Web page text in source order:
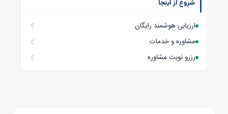
شروع از اینجا
ارزیابی هوشمند رایگان
مشاوره و خدمات
رزرو نوبت مشاوره